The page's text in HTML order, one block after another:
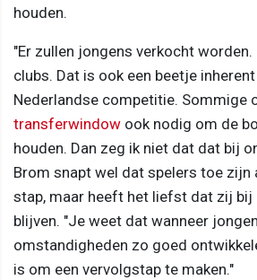
houden.
"Er zullen jongens verkocht
clubs. Dat is ook een beetje
Nederlandse competitie. Sommige
transferwindow ook nodig om de
houden. Dan zeg ik niet dat dat bij
Brom snapt wel dat spelers toe zijn
stap, maar heeft het liefst dat zij bij
blijven. "Je weet dat wanneer
omstandigheden zo goed
is om een vervolgstap te maken."